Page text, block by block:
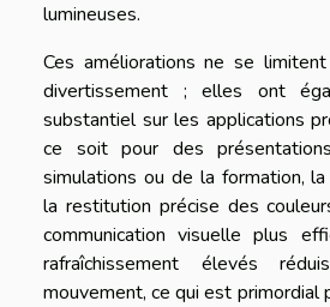
lumineuses.
Ces améliorations ne se
divertissement ; elles ont
substantiel sur les applications
ce soit pour des
simulations ou de la formation,
la restitution précise des
communication visuelle plus
rafraîchissement élevés
mouvement, ce qui est primordial